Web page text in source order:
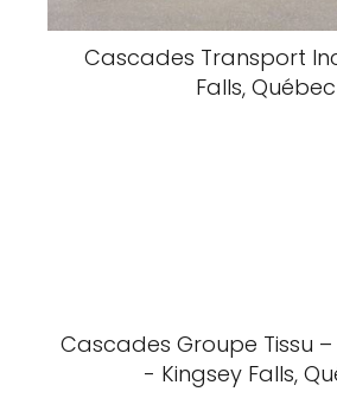
Cascades Transport
Falls, Québec
Cascades Groupe Tissu –
- Kingsey Falls,